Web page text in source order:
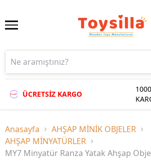
ÜCRETSİZ KARGO
Anasayfa
AHŞAP MİNİK OBJELER
AHŞAP MİNYATÜRLER
MY7 Minyatür Ranza Yatak Ahşap Obje